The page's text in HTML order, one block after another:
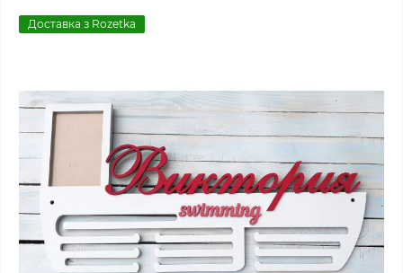
Доставка з Rozetka